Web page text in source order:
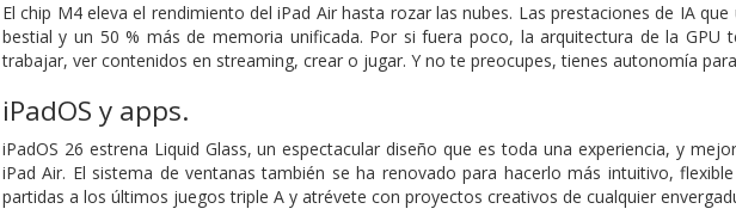
El chip M4 eleva el rendimiento del iPad Air hasta rozar las nubes. Las prestaciones de IA
bestial y un 50 % más de memoria unificada. Por si fuera poco, la arquitectura de la GPU
trabajar, ver contenidos en streaming, crear o jugar. Y no te preocupes, tienes autonomía
iPadOS y apps.
iPadOS 26 estrena Liquid Glass, un espectacular diseño que es toda una experiencia, y
iPad Air. El sistema de ventanas también se ha renovado para hacerlo más intuitivo,
partidas a los últimos juegos triple A y atrévete con proyectos creativos de cualquier